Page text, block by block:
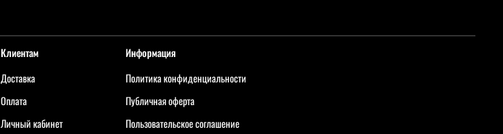
Клиентам
Доставка
Оплата
Личный кабинет
Информация
Политика конфиденциальности
Публичная оферта
Пользовательское соглашение